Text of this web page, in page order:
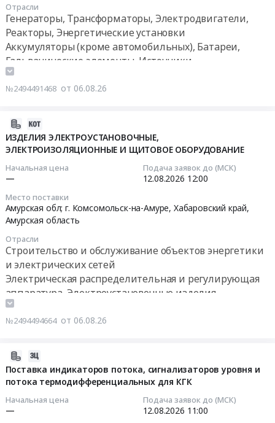
Услуги ЖКХ
Социальные услуги
50Ц
Отрасли
Генераторы, Трансформаторы, Электродвигатели,
Реакторы, Энергетические установки
Аккумуляторы (кроме автомобильных), Батареи,
Гальванические элементы, Источники
бесперебойного питания
№2494491468 от 06.08.26
ИЗДЕЛИЯ ЭЛЕКТРОУСТАНОВОЧНЫЕ,
ЭЛЕКТРОИЗОЛЯЦИОННЫЕ И ЩИТОВОЕ ОБОРУДОВАНИЕ
Начальная цена
—
Подача заявок до (МСК)
12.08.2026 12:00
Место поставки
Амурская обл; г. Комсомольск-на-Амуре, Хабаровский край,
Амурская область
Отрасли
Строительство и обслуживание объектов энергетики
и электрических сетей
Электрическая распределительная и регулирующая
аппаратура, Электроустановочные изделия,
Электронные компоненты
Средства индивидуальной защиты
№2494494664 от 06.08.26
Поставка индикаторов потока, сигнализаторов уровня и
потока термодифференциальных для КГК
Начальная цена
—
Подача заявок до (МСК)
12.08.2026 11:00